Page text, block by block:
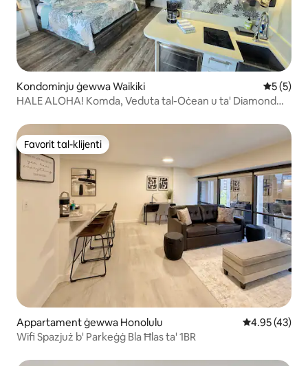
Kondominju ġewwa Waikiki Rating
5 (5)
HALE ALOHA! Komda, Veduta tal-Oċean u ta' Diamond
Favorit tal-klijenti
Favorit tal-klijenti
Appartament ġewwa Honolulu Rating
4.95 (43)
Wifi Spazjuż b' Parkeġġ Bla Ħlas ta' 1BR